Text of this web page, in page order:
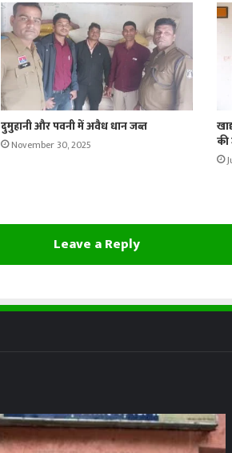
दुमुहानी और पवनी में अवैध धान जब्त
November 30, 2025
Leave a Reply